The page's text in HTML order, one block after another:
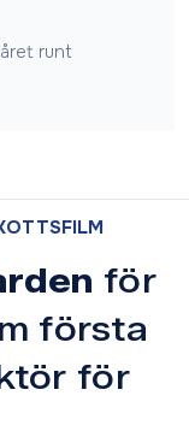
runt
för
första
för